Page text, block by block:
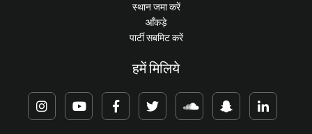
स्थान जमा करें
आँकड़े
पार्टी सबमिट करें
हमें मिलिये